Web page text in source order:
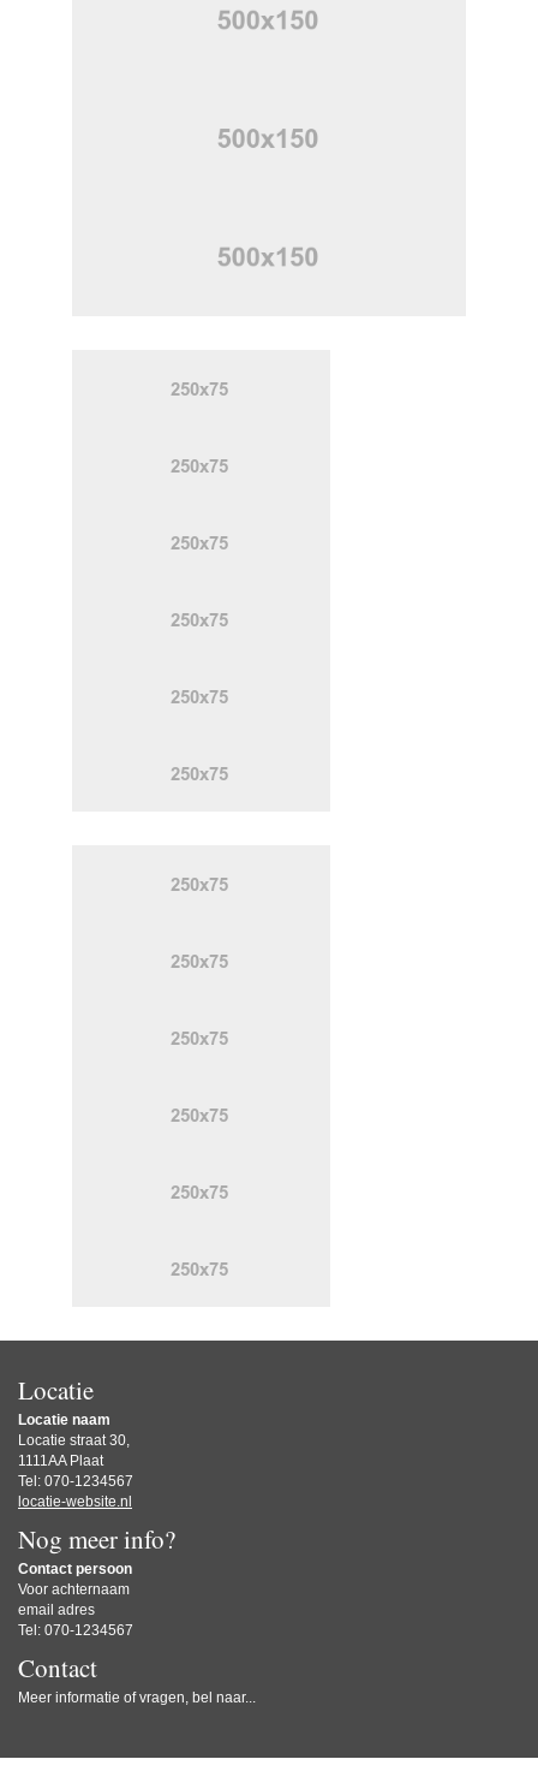
Locatie
Locatie naam
Locatie straat 30,
1111AA Plaat
Tel: 070-1234567
locatie-website.nl
Nog meer info?
Contact persoon
Voor achternaam
email adres
Tel: 070-1234567
Contact
Meer informatie of vragen, bel naar...